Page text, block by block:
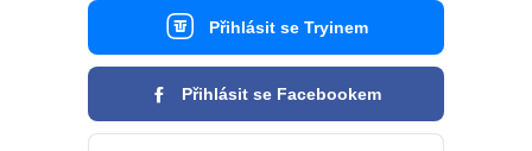
Přihlásit se Tryinem
Přihlásit se Facebookem